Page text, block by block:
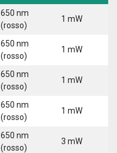
650 nm
(rosso)
1 mW
650 nm
(rosso)
1 mW
650 nm
(rosso)
1 mW
650 nm
(rosso)
1 mW
650 nm
(rosso)
3 mW